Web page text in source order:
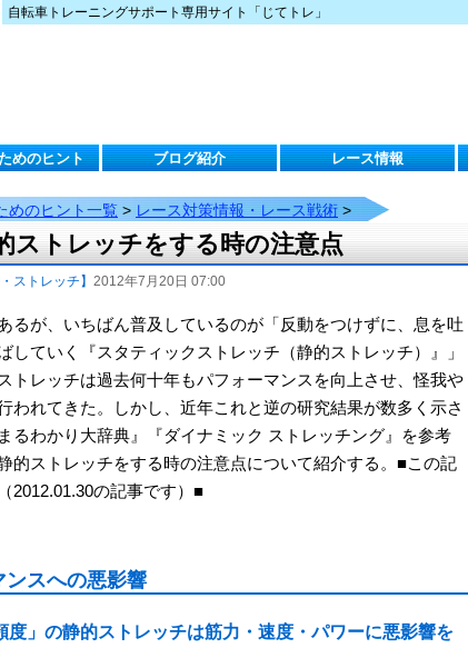
自転車トレーニングサポート専用サイト「じてトレ」
めのヒント ブログ紹介 レース情報
めのヒント一覧 > レース対策情報・レース戦術 >
ストレッチをする時の注意点
ストレッチ】 2012年7月20日 07:00
るが、いちばん普及しているのが「反動をつけずに、息を吐
していく『スタティックストレッチ（静的ストレッチ）』」
トレッチは過去何十年もパフォーマンスを向上させ、怪我や
われてきた。しかし、近年これと逆の研究結果が数多く示さ
るわかり大辞典』『ダイナミック ストレッチング』を参考
的ストレッチをする時の注意点について紹介する。■この記
2012.01.30の記事です）■
スへの悪影響
」の静的ストレッチは筋力・速度・パワーに悪影響を